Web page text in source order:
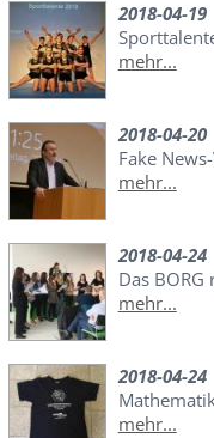
2018-04-19
mehr...
2018-04-20
Fake
mehr...
2018-04-24
Das
mehr...
2018-04-24
mehr...